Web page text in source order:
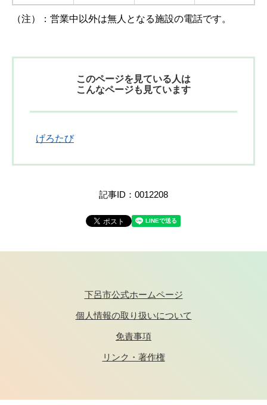
（注）：営業中以外は無人となる施設の電話です。
このページを見ている人は
こんなページも見ています
げろたび
記事ID：0012208
下呂市公式ホームページ
個人情報の取り扱いについて
免責事項
リンク・著作権